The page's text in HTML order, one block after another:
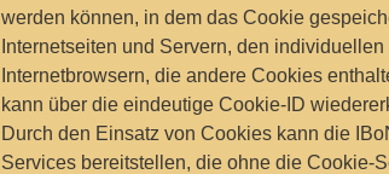
werden können, in dem das Cookie
Internetseiten und Servern, den
Internetbrowsern, die andere Cookies
kann über die eindeutige Cookie-ID
Durch den Einsatz von Cookies kann die
Services bereitstellen, die ohne die Cookie-